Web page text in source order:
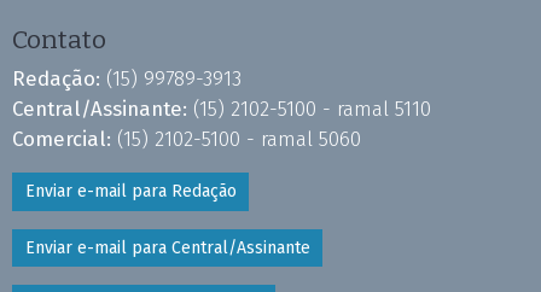
Contato
Redação: (15) 99789-3913
Central/Assinante: (15) 2102-5100 - ramal 5110
Comercial: (15) 2102-5100 - ramal 5060
Enviar e-mail para Redação
Enviar e-mail para Central/Assinante